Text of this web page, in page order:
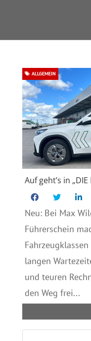
Auf geht’s in „DIE
ALLGEMEIN
Neu: Bei Max
Führerschein
langen
und teuren
den Weg frei...